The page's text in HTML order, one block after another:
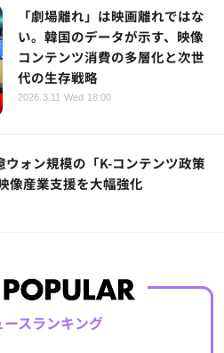
「劇場離れ」は映画離れではな
い。韓国のデータが示す、映像
コンテンツ消費の多層化と次世
代の生存戦略
2026.3.11 Wed 18:00
ォン規模の「K-コンテンツ政策
像産業支援を大幅強化
スランキング